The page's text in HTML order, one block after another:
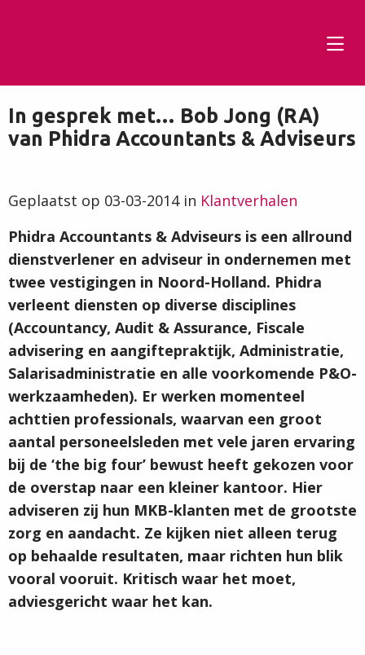
In gesprek met… Bob Jong (RA)
van Phidra Accountants & Adviseurs
Geplaatst op 03-03-2014 in Klantverhalen
Phidra Accountants & Adviseurs is een allround
dienstverlener en adviseur in ondernemen met
twee vestigingen in Noord-Holland. Phidra
verleent diensten op diverse disciplines
(Accountancy, Audit & Assurance, Fiscale
advisering en aangiftepraktijk, Administratie,
Salarisadministratie en alle voorkomende P&O-
werkzaamheden). Er werken momenteel
achttien professionals, waarvan een groot
aantal personeelsleden met vele jaren ervaring
bij de ‘the big four’ bewust heeft gekozen voor
de overstap naar een kleiner kantoor. Hier
adviseren zij hun MKB-klanten met de grootste
zorg en aandacht. Ze kijken niet alleen terug
op behaalde resultaten, maar richten hun blik
vooral vooruit. Kritisch waar het moet,
adviesgericht waar het kan.